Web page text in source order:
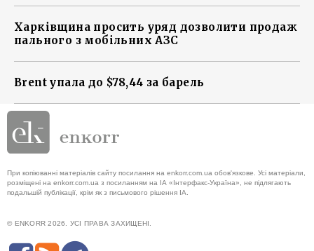
Харківщина просить уряд дозволити продаж
пального з мобільних АЗС
Brent упала до $78,44 за барель
При копіюванні матеріалів сайту посилання на enkorr.com.ua обов'язкове. Усі матеріали,
розміщені на enkorr.com.ua з посиланням на ІА «Інтерфакс-Україна», не підлягають
подальшій публікації, крім як з письмового рішення ІА.
© ENKORR 2026. УСІ ПРАВА ЗАХИЩЕНІ.